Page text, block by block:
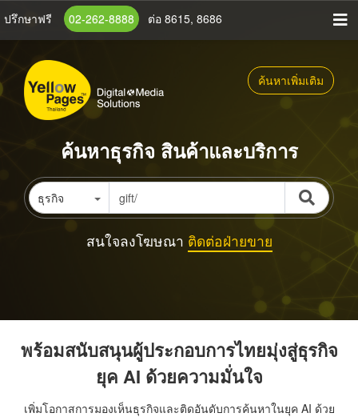
ข้าม
เนื้อหา
หลัก
ปรึกษาฟรี 02-262-8888 ต่อ 8615, 8686
ค้นหาเพิ่มเติม
ค้นหาธุรกิจ สินค้าและบริการ
ธุรกิจ
สนใจลงโฆษณา ติดต่อฝ่ายขาย
พร้อมสนับสนุนผู้ประกอบการไทยมุ่งสู่ธุรกิจ
ยุค AI ด้วยความมั่นใจ
เพิ่มโอกาสการมองเห็นธุรกิจและติดอันดับการค้นหาในยุค AI ด้วย